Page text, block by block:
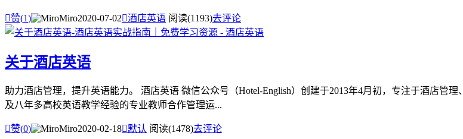
赞(1) Miro2020-07-02酒店英语 阅读(1193)去评论
关于酒店英语
助力酒店管理，提升英语能力。 酒店英语 微信公众号（Hotel-English）创建于2013年4月初，专注于酒店
及八年多高校英语教学经验的专业教师合作管理运...
赞(0) Miro2020-02-18默认 阅读(1478)去评论